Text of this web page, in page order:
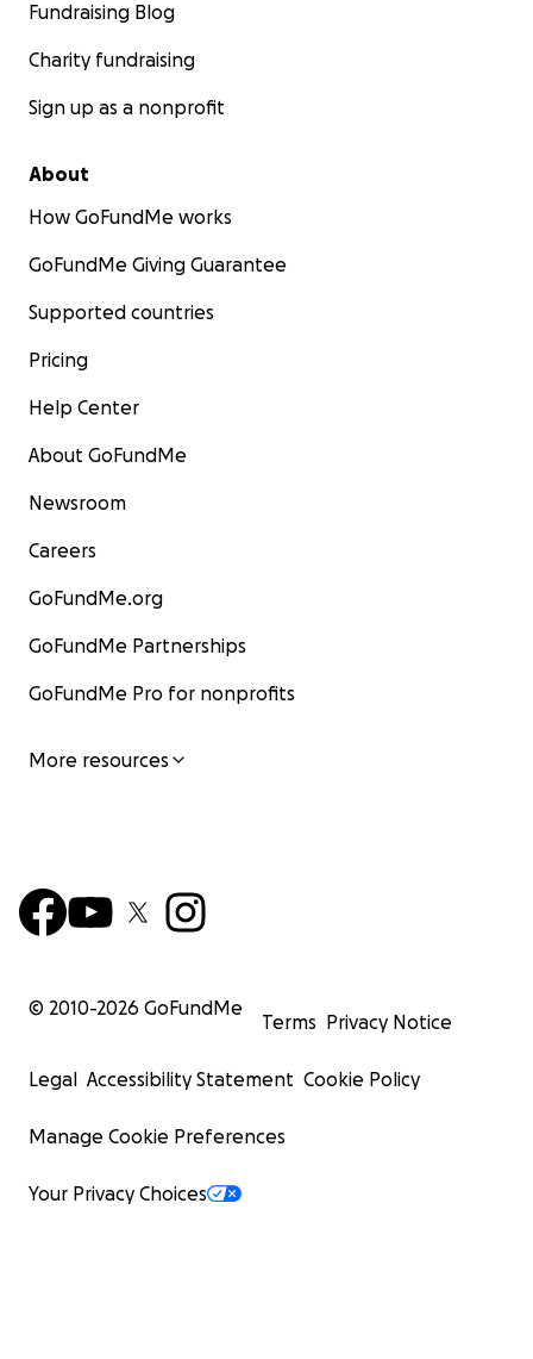
Fundraising Blog
Charity fundraising
Sign up as a nonprofit
About
How GoFundMe works
GoFundMe Giving Guarantee
Supported countries
Pricing
Help Center
About GoFundMe
Newsroom
Careers
GoFundMe.org
GoFundMe Partnerships
GoFundMe Pro for nonprofits
More resources
© 2010-2026 GoFundMe
Terms Privacy Notice
Legal Accessibility Statement Cookie Policy
Manage Cookie Preferences
Your Privacy Choices